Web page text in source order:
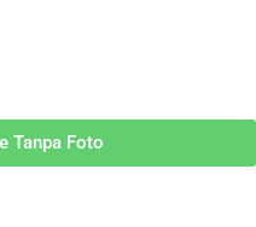
Tanpa Foto